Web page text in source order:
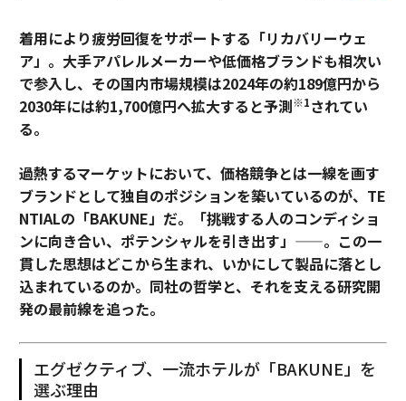
着用により疲労回復をサポートする「リカバリーウェ
ア」。大手アパレルメーカーや低価格ブランドも相次い
で参入し、その国内市場規模は2024年の約189億円から
2030年には約1,700億円へ拡大すると予測※1されてい
る。
過熱するマーケットにおいて、価格競争とは一線を画す
ブランドとして独自のポジションを築いているのが、TE
NTIALの「BAKUNE」だ。「挑戦する人のコンディショ
ンに向き合い、ポテンシャルを引き出す」——。この一
貫した思想はどこから生まれ、いかにして製品に落とし
込まれているのか。同社の哲学と、それを支える研究開
発の最前線を追った。
エグゼクティブ、一流ホテルが「BAKUNE」を
選ぶ理由